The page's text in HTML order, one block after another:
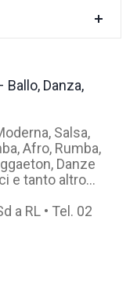
Danza,
Salsa,
Afro, Rumba,
Danze
e tanto altro…
a RL • Tel. 02